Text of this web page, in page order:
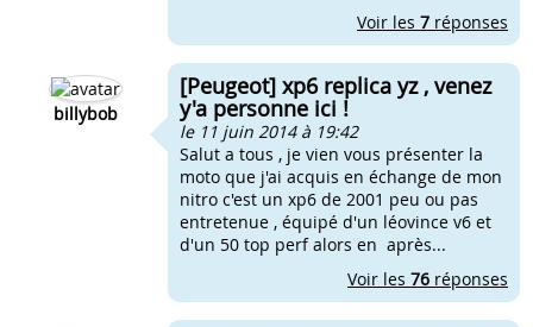
Voir les 7 réponses
billybob
[Peugeot] xp6 replica yz , venez
y'a personne ici !
le 11 juin 2014 à 19:42
Salut a tous , je vien vous présenter la
moto que j'ai acquis en échange de mon
nitro c'est un xp6 de 2001 peu ou pas
entretenue , équipé d'un léovince v6 et
d'un 50 top perf alors en après...
Voir les 76 réponses